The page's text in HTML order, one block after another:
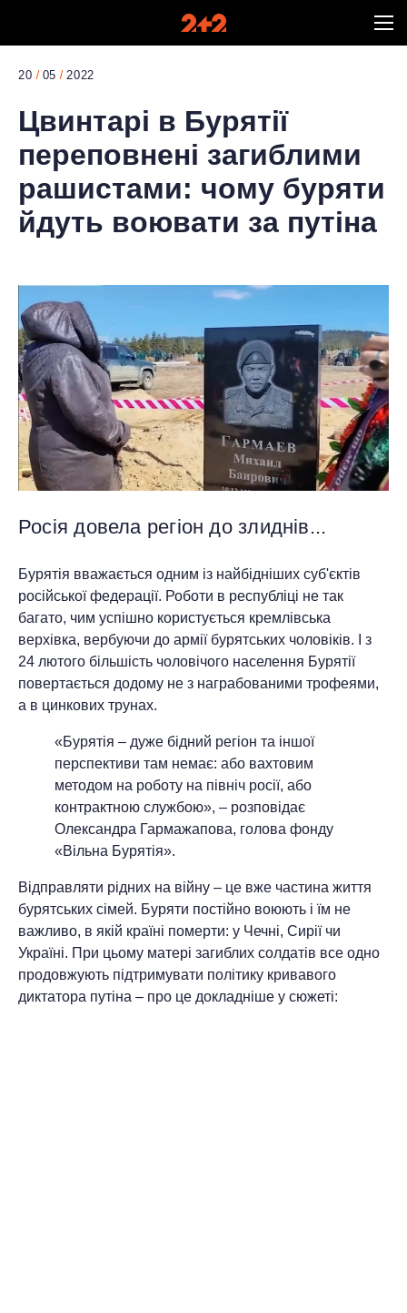
20 05 2022
Цвинтарі в Бурятії
переповнені загиблими
рашистами: чому буряти
йдуть воювати за путіна
Росія довела регіон до злиднів...
Бурятія вважається одним із найбідніших суб'єктів
російської федерації. Роботи в республіці не так
багато, чим успішно користується кремлівська
верхівка, вербуючи до армії бурятських чоловіків. І з
24 лютого більшість чоловічого населення Бурятії
повертається додому не з награбованими трофеями,
а в цинкових трунах.
«Бурятія – дуже бідний регіон та іншої
перспективи там немає: або вахтовим
методом на роботу на північ росії, або
контрактною службою», – розповідає
Олександра Гармажапова, голова фонду
«Вільна Бурятія».
Відправляти рідних на війну – це вже частина життя
бурятських сімей. Буряти постійно воюють і їм не
важливо, в якій країні померти: у Чечні, Сирії чи
Україні. При цьому матері загиблих солдатів все одно
продовжують підтримувати політику кривавого
диктатора путіна – про це докладніше у сюжеті: